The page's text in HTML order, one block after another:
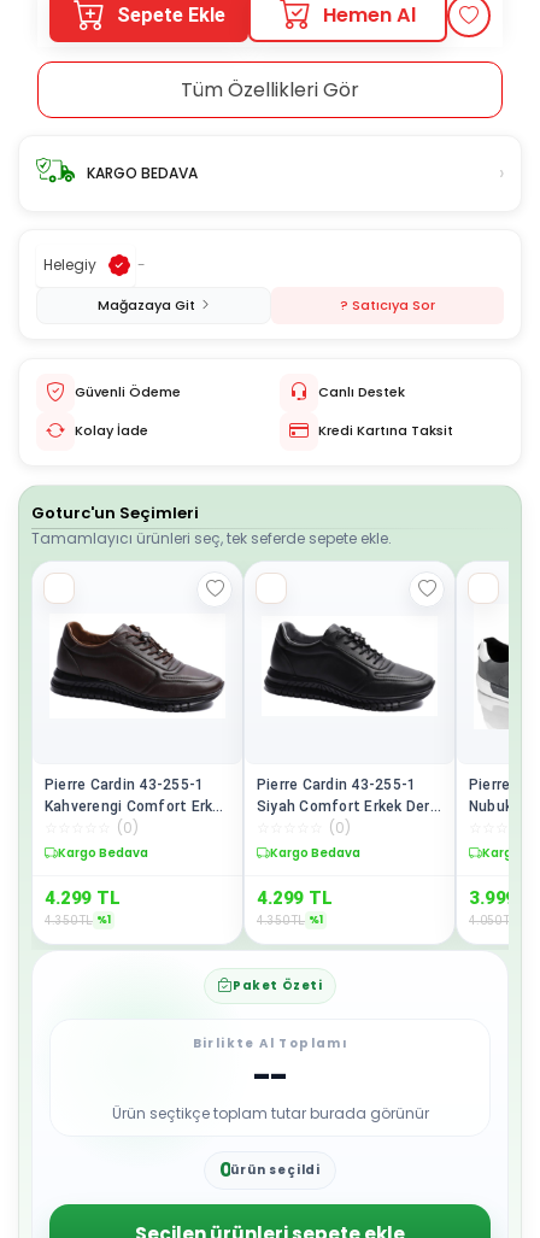
Sepete Ekle Hemen Al
Tüm Özellikleri Gör
KARGO BEDAVA ›
Helegiy -
Mağazaya Git ? Satıcıya Sor
Güvenli Ödeme
Canlı Destek
Kolay İade
Kredi Kartına Taksit
Goturc'un Seçimleri
Tamamlayıcı ürünleri seç, tek seferde sepete ekle.
Pierre Cardin 43-255-1
Kahverengi Comfort Erkek
Deri Ayakkabı
(0)
Sepette %1 İndirim
4.299 TL
4.350TL %1
Pierre Cardin 43-255-1
Siyah Comfort Erkek Deri
(0)
Sepette %1 İndirim
4.299 TL
4.350TL %1
Pierre
Nubuk
Sepette
3.999
4.050TL
Paket Özeti
Birlikte Al Toplamı
--
Ürün seçtikçe toplam tutar burada görünür
0
2
3
ürün seçildi